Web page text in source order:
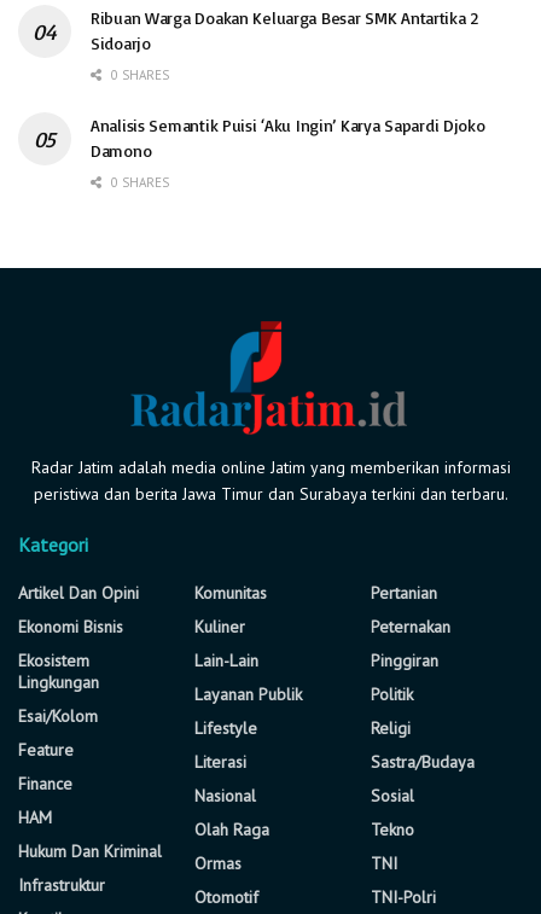
Ribuan Warga Doakan Keluarga Besar SMK Antartika 2
Sidoarjo
0 SHARES
Analisis Semantik Puisi ‘Aku Ingin’ Karya Sapardi Djoko
Damono
0 SHARES
Radar Jatim adalah media online Jatim yang memberikan informasi
peristiwa dan berita Jawa Timur dan Surabaya terkini dan terbaru.
Kategori
Artikel Dan Opini
Ekonomi Bisnis
Ekosistem
Lingkungan
Esai/Kolom
Feature
Finance
HAM
Hukum Dan Kriminal
Infrastruktur
Komunitas
Kuliner
Lain-Lain
Layanan Publik
Lifestyle
Literasi
Nasional
Olah Raga
Ormas
Otomotif
Pertanian
Peternakan
Pinggiran
Politik
Religi
Sastra/Budaya
Sosial
Tekno
TNI
TNI-Polri